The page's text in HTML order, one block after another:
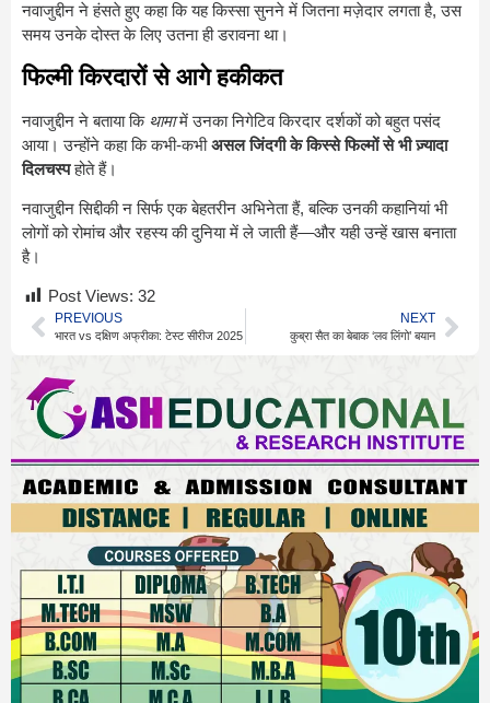
नवाजुद्दीन ने हंसते हुए कहा कि यह किस्सा सुनने में जितना मज़ेदार लगता है, उस
समय उनके दोस्त के लिए उतना ही डरावना था।
फिल्मी किरदारों से आगे हकीकत
नवाजुद्दीन ने बताया कि थामामें उनका निगेटिव किरदार दर्शकों को बहुत पसंद
आया। उन्होंने कहा कि कभी-कभीअसल जिंदगी के किस्से फिल्मों से भी ज़्यादा
दिलचस्पहोते हैं।
नवाजुद्दीन सिद्दीकी न सिर्फ एक बेहतरीन अभिनेता हैं, बल्कि उनकी कहानियां भी
लोगों को रोमांच और रहस्य की दुनिया में ले जाती हैं—और यही उन्हें खास बनाता
है।
Post Views: 32
PREVIOUS
भारत vs दक्षिण अफ्रीका: टेस्ट सीरीज 2025
NEXT
कुब्रा सैत का बेबाक ‘लव लिंगो’ बयान